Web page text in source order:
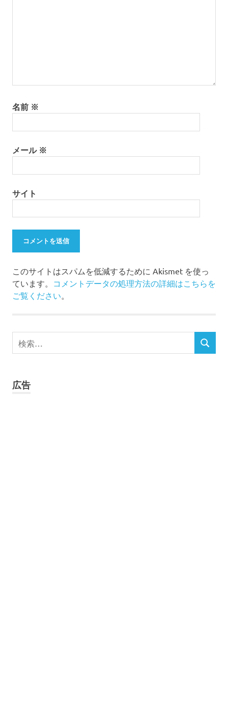
名前 ※
メール ※
サイト
このサイトはスパムを低減するために Akismet を使っ
ています。 コメントデータの処理方法の詳細はこちらを
ご覧ください。
検
索
検
広告